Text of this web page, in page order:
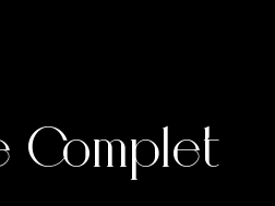
Complet